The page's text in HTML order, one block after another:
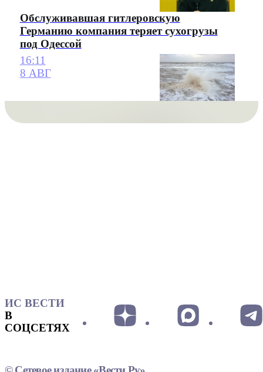
Обслуживавшая гитлеровскую
Германию компания теряет сухогрузы
под Одессой
16:11
8 АВГ
ИС ВЕСТИ
В
СОЦСЕТЯХ